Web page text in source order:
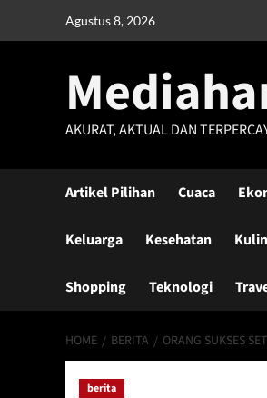
Agustus 8, 2026
AKURAT, AKTUAL DAN
Artikel Pilihan Cuaca
Keluarga Kesehatan
Shopping Teknologi
HOME BERITA ORANG SUKSES
berita